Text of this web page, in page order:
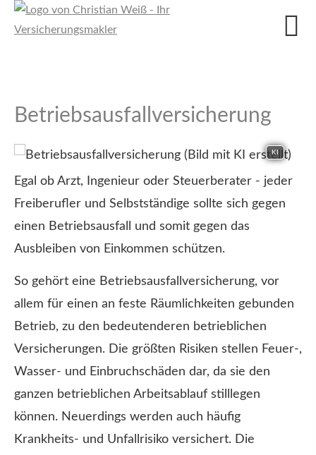
Betriebsausfallversicherung
KI
Egal ob Arzt, Ingenieur oder Steuerberater - jeder
Freiberufler und Selbstständige sollte sich gegen
einen Betriebsausfall und somit gegen das
Ausbleiben von Einkommen schützen.
So gehört eine Betriebsausfallversicherung, vor
allem für einen an feste Räumlichkeiten gebunden
Betrieb, zu den bedeutenderen betrieblichen
Versicherungen. Die größten Risiken stellen Feuer-,
Wasser- und Einbruchschäden dar, da sie den
ganzen betrieblichen Arbeitsablauf stilllegen
können. Neuerdings werden auch häufig
Krankheits- und Unfallrisiko versichert. Die